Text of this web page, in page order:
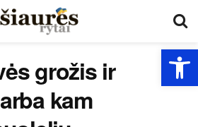
grožis ir
kam